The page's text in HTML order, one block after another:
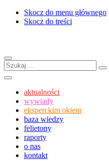
Skocz do menu głównego
Skocz do treści
Menu
Szukaj:
Szukaj
aktualności
wywiady
eksperckim okiem
baza wiedzy
felietony
raporty
o nas
kontakt